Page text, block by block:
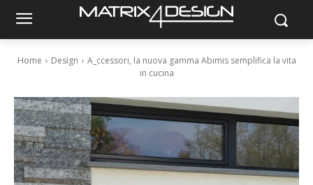
Home Design
A_ccessori, la nuova gamma Abimis semplifica la vita
in cucina